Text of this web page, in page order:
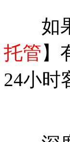
如果
托管 】
24小时